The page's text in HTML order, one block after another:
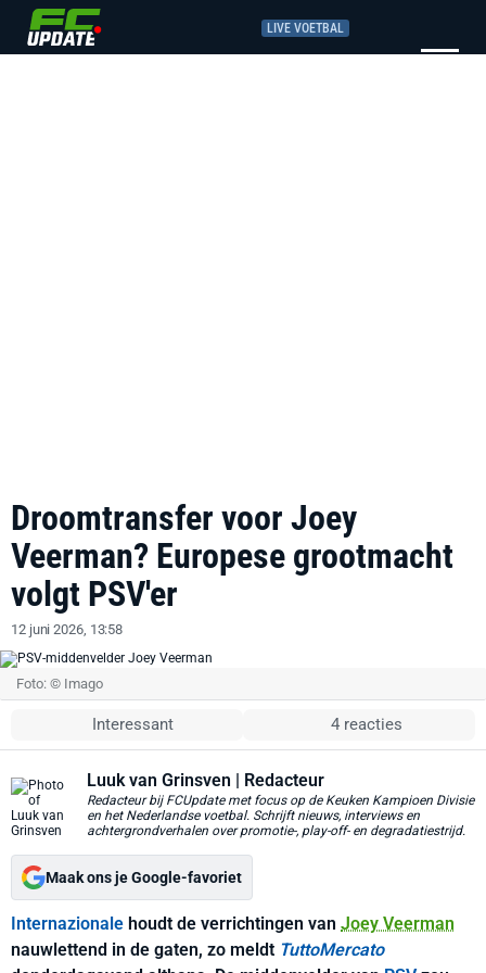
LIVE VOETBAL
Droomtransfer voor Joey
Veerman? Europese grootmacht
volgt PSV'er
12 juni 2026, 13:58
Foto: © Imago
Interessant 4 reacties
Luuk van Grinsven | Redacteur
Redacteur bij FCUpdate met focus op de Keuken Kampioen Divisie
en het Nederlandse voetbal. Schrijft nieuws, interviews en
achtergrondverhalen over promotie-, play-off- en degradatiestrijd.
Maak ons je Google-favoriet
Internazionale houdt de verrichtingen van Joey Veerman
nauwlettend in de gaten, zo meldt TuttoMercato